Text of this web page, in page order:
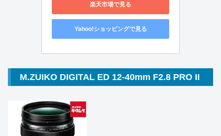
楽天市場で見る
Yahoo!ショッピングで見る
M.ZUIKO DIGITAL ED 12-40mm F2.8 PRO II